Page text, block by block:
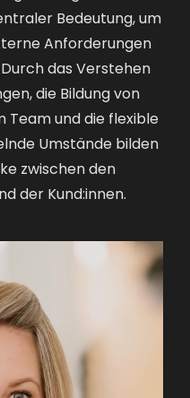
Bedeutung, um
Anforderungen
das Verstehen
die Bildung von
Team und die flexible
Umstände bilden
zwischen den
der Kund:innen.